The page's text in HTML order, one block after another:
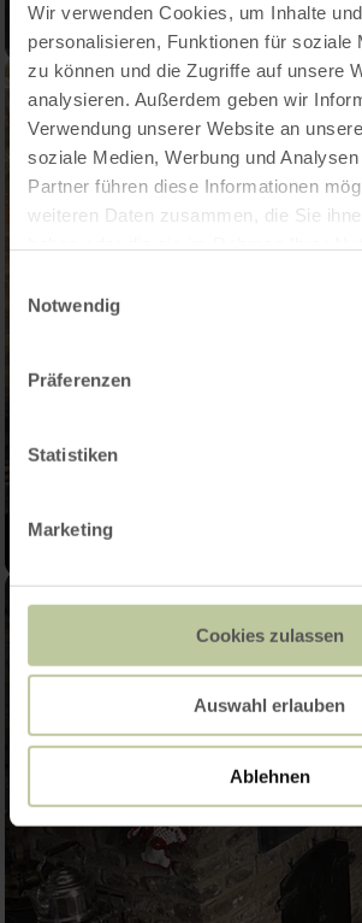
Wir verwenden Cookies, um Inhalte
personalisieren, Funktionen für soziale
zu können und die Zugriffe auf unsere
analysieren. Außerdem geben wir
Verwendung unserer Website an
soziale Medien, Werbung und
Partner führen diese Informationen
weiteren Daten zusammen, die Sie
Notwendig
Präferenzen
Statistiken
Marketing
Cookies zulassen
Auswahl erlauben
Ablehnen